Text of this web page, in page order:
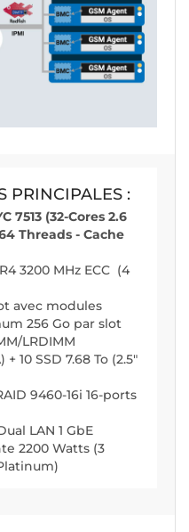
PRINCIPALES :
7513 (32-Cores 2.6
Threads - Cache
3200 MHz ECC (4
avec modules
256 Go par slot
LRDIMM
+ 10 SSD 7.68 To (2.5"
9460-16i 16-ports
LAN 1 GbE
2200 Watts (3